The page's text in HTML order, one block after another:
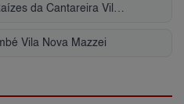
Condomínio Residencial Raízes da Cantareira Vila Nova Mazzei
Vila Nova Mazzei